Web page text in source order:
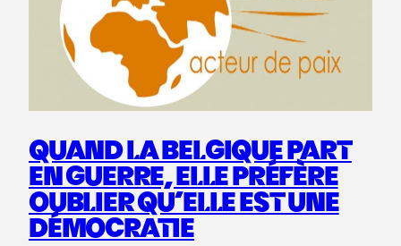
QUAND LA BELGIQUE PART
EN GUERRE, ELLE PRÉFÈRE
OUBLIER QU’ELLE EST UNE
DÉMOCRATIE